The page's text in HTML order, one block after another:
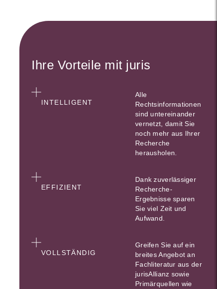
Ihre Vorteile mit juris
INTELLIGENT
Alle
Rechtsinformationen
sind untereinander
vernetzt, damit Sie
noch mehr aus Ihrer
Recherche
herausholen.
EFFIZIENT
Dank zuverlässiger
Recherche-
Ergebnisse sparen
Sie viel Zeit und
Aufwand.
VOLLSTÄNDIG
Greifen Sie auf ein
breites Angebot an
Fachliteratur aus der
jurisAllianz sowie
Primärquellen wie